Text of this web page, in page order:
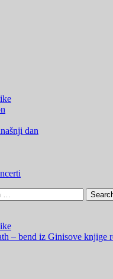
dan
– bend iz Ginisove knjige